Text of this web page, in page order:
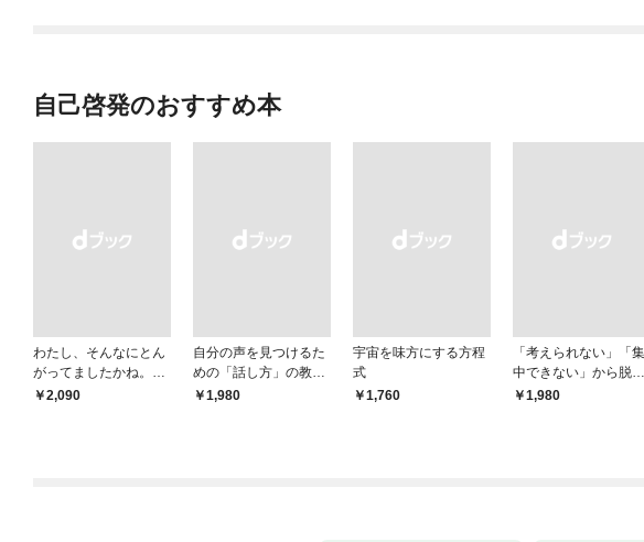
自己啓発のおすすめ本
わたし、そんなにとん
がってましたかね。
獅子座、Ａ型、丙午は
￥2,090
自分の声を見つけるた
めの「話し方」の教
室 Ｏｒａｃｙ（オラ
￥1,980
宇宙を味方にする方程
式
￥1,760
「考えられない」「集
中できない」から脱
却！ AI時代の読む技
￥1,980